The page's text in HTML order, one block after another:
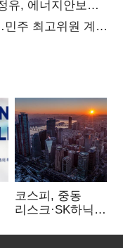
유, 에너지안보
주 최고위원 계파
코스피, 중동
리스크·SK하닉
뒷걸음